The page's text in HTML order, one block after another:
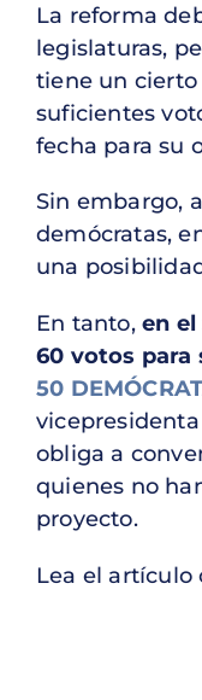
La reforma
legislaturas,
tiene un cierto
suficientes
fecha para su
Sin embargo,
demócratas,
una
En tanto, en el
60 votos para
50
obliga a
quienes no
proyecto.
Lea el artículo